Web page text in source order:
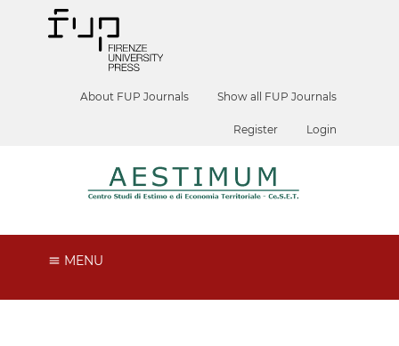
About FUP Journals Show all FUP Journals
Register Login
MENU